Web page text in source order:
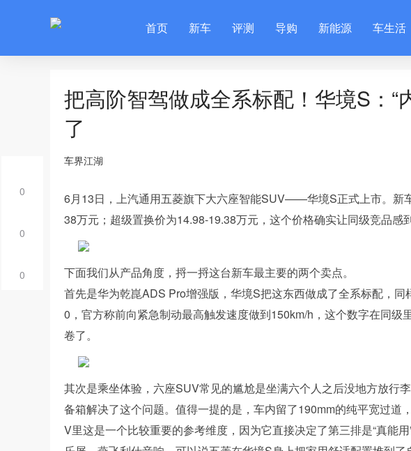
首页 新车 评测 导购 新能源 车生活
0
0
0
把高阶智驾做成全系标配！华境S：“
了
车界江湖
6月13日，上汽通用五菱旗下大六座智能SUV——华境S正式上市。新
38万元；超级置换价为14.98-19.38万元，这个价格确实让同级竞品感
下面我们从产品角度，捋一捋这台新车最主要的两个卖点。
首先是华为乾崑ADS Pro增强版，华境S把这东西做成了全系标配，
0，官方称前向紧急制动最高触发速度做到150km/h，这个数字在同级
卷了。
其次是乘坐体验，六座SUV常见的尴尬是坐满六个人之后没地方放行
备箱解决了这个问题。值得一提的是，车内留了190mm的纯平宽过道
V里这是一个比较重要的参考维度，因为它直接决定了第三排是“真能